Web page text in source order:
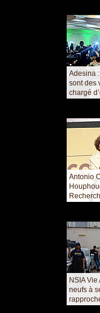
Adesina
sont des
chargé
Antonio
NSIA
neufs à